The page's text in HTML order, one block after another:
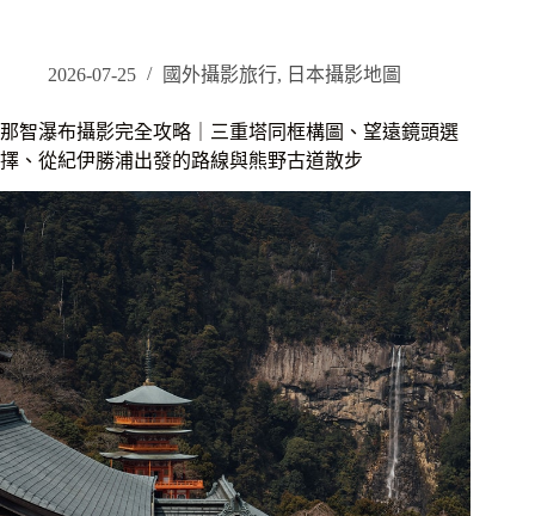
松
園
｜
搭
乘
椅
子
吊
車
穿
楓
葉
上
山、
光
線
2026-07-25 國外攝影旅行, 日本攝影地圖
那智瀑布攝影完全攻略｜三重塔同框構圖、望遠鏡頭選
擇、從紀伊勝浦出發的路線與熊野古道散步